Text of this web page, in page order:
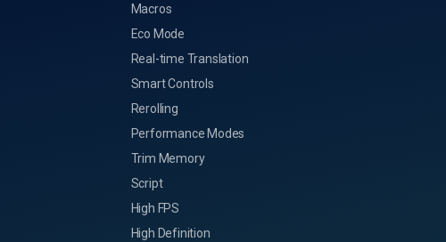
Macros
Eco Mode
Real-time Translation
Smart Controls
Rerolling
Performance Modes
Trim Memory
Script
High FPS
High Definition